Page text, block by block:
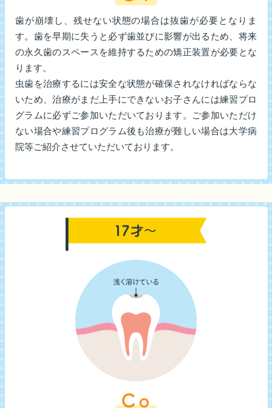
歯が崩壊し、残せない状態の場合は抜歯が必要となりま
す。歯を早期に失うと必ず歯並びに影響が出るため、将来
の永久歯のスペースを維持するための矯正装置が必要とな
ります。
虫歯を治療するには安全な状態が確保されなければならな
いため、治療がまだ上手にできないお子さんには練習プロ
グラムに必ずご参加いただいております。ご参加いただけ
ない場合や練習プログラム後も治療が難しい場合は大学病
院等ご紹介させていただいております。